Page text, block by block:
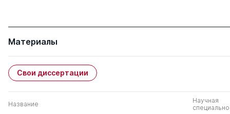
Материалы
Свои диссертации
Название
Научная